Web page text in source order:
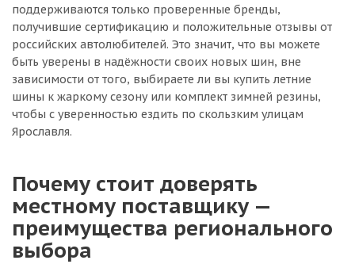
поддерживаются только проверенные бренды,
получившие сертификацию и положительные отзывы от
российских автолюбителей. Это значит, что вы можете
быть уверены в надёжности своих новых шин, вне
зависимости от того, выбираете ли вы купить летние
шины к жаркому сезону или комплект зимней резины,
чтобы с уверенностью ездить по скользким улицам
Ярославля.
Почему стоит доверять
местному поставщику —
преимущества регионального
выбора